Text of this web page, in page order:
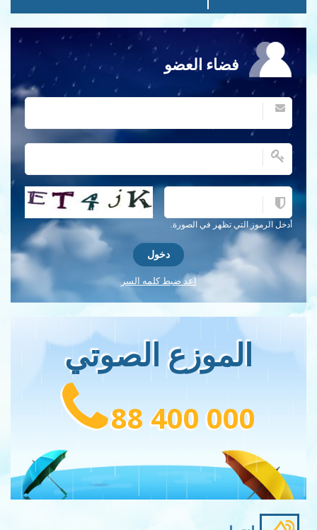
فضاء العضو
أدخل الرموز التي تظهر في الصورة.
احصل على كلمة التحقق جديدة!
اعد ضبط كلمه السر
الموزع الصوتي
88 400 000